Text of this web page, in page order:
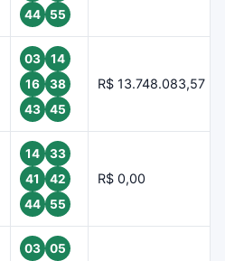
44
55
03
14
16
38
43
45
R$ 13.748.083,57
14
33
41
42
44
55
R$ 0,00
03
05